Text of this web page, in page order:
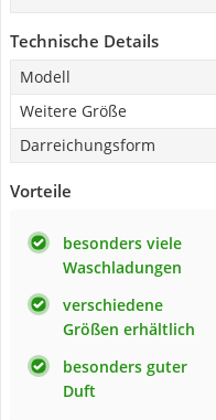
Technische Details
Modell
Weitere Größe
Darreichungsform
Vorteile
besonders viele
Waschladungen
verschiedene
Größen erhältlich
besonders guter
Duft